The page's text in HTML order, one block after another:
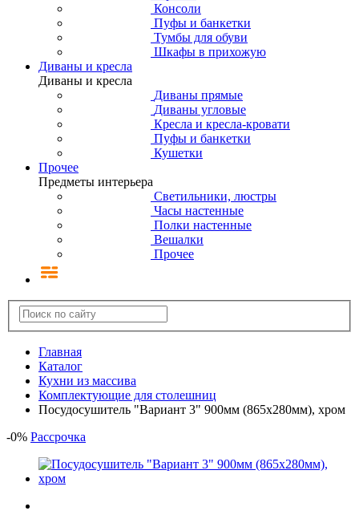
Консоли
Пуфы и банкетки
Тумбы для обуви
Шкафы в прихожую
Диваны и кресла
Диваны и кресла
Диваны прямые
Диваны угловые
Кресла и кресла-кровати
Пуфы и банкетки
Кушетки
Прочее
Предметы интерьера
Светильники, люстры
Часы настенные
Полки настенные
Вешалки
Прочее
Главная
Каталог
Кухни из массива
Комплектующие для столешниц
Посудосушитель "Вариант 3" 900мм (865х280мм), хром
-0% Рассрочка